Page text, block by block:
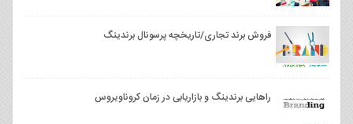
فروش برند تجاری/تاریخچه پرسونال برندینگ
راهایی برندینگ و بازاریابی در زمان کروناویروس